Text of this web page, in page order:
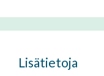
Lisätietoja